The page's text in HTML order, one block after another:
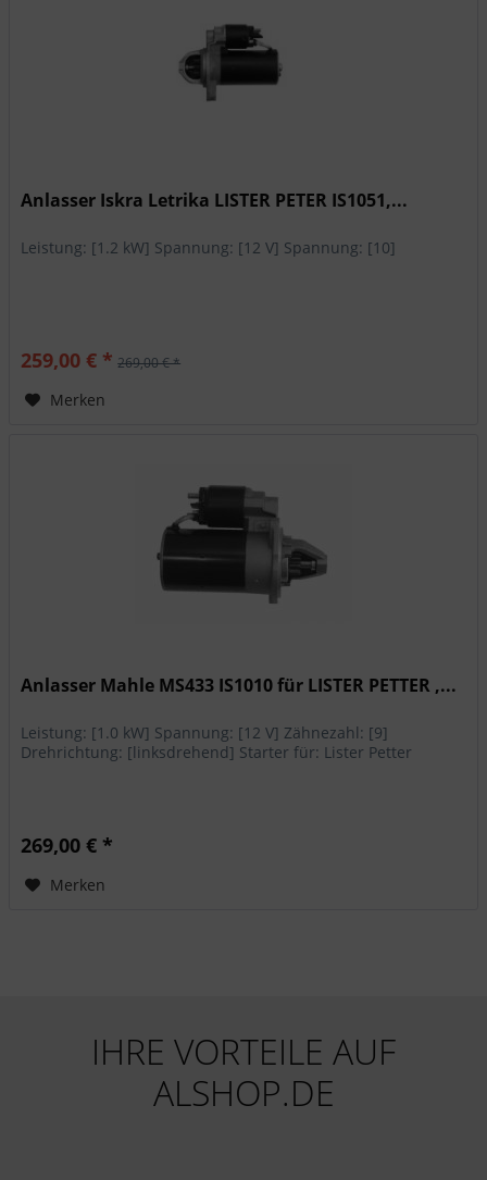
Anlasser Iskra Letrika LISTER PETER IS1051,...
Leistung: [1.2 kW] Spannung: [12 V] Spannung: [10]
259,00 € * 269,00 € *
Merken
Anlasser Mahle MS433 IS1010 für LISTER PETTER ,...
Leistung: [1.0 kW] Spannung: [12 V] Zähnezahl: [9]
Drehrichtung: [linksdrehend] Starter für: Lister Petter
269,00 € *
Merken
IHRE VORTEILE AUF
ALSHOP.DE